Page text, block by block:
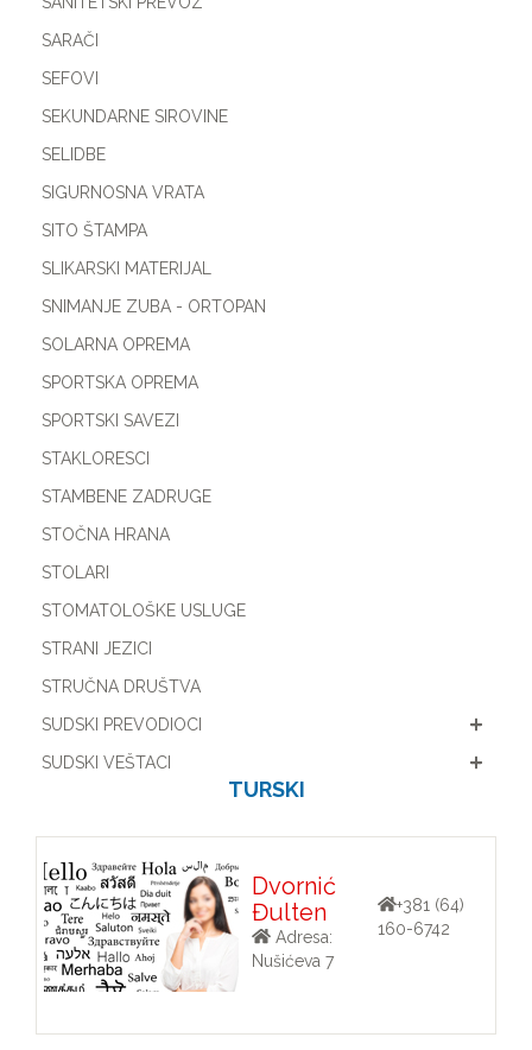
SARAČI
SEFOVI
SEKUNDARNE SIROVINE
SELIDBE
SIGURNOSNA VRATA
SITO ŠTAMPA
SLIKARSKI MATERIJAL
SNIMANJE ZUBA - ORTOPAN
SOLARNA OPREMA
SPORTSKA OPREMA
SPORTSKI SAVEZI
STAKLORESCI
STAMBENE ZADRUGE
STOČNA HRANA
STOLARI
STOMATOLOŠKE USLUGE
STRANI JEZICI
STRUČNA DRUŠTVA
SUDSKI PREVODIOCI
SUDSKI VEŠTACI
TURSKI
Dvornić
Đulten
Adresa:
Nušićeva 7
+381 (64)
160-6742